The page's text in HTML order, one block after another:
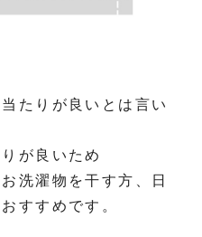
たりが良いとは言い
が良いため
洗濯物を干す方、日
すすめです。